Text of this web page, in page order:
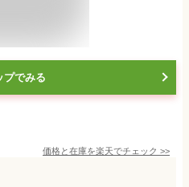
プでみる
価格と在庫を楽天でチェック >>